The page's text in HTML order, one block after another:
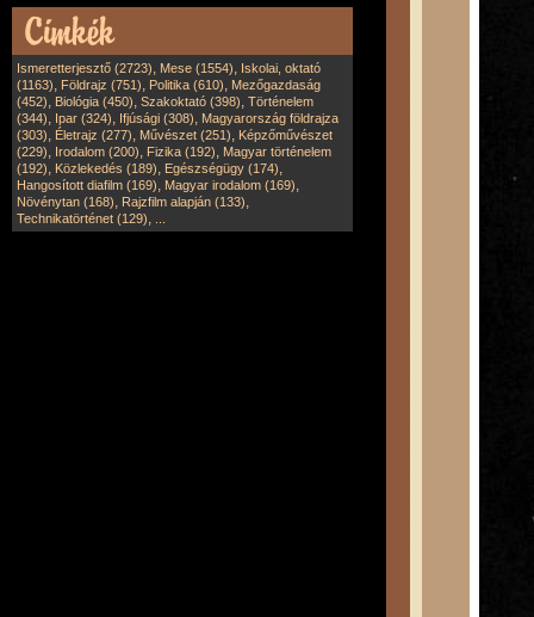
Ismeretterjesztő (2723), Mese (1554), Iskolai, oktató
(1163), Földrajz (751), Politika (610), Mezőgazdaság
(452), Biológia (450), Szakoktató (398), Történelem
(344), Ipar (324), Ifjúsági (308), Magyarország földrajza
(303), Életrajz (277), Művészet (251), Képzőművészet
(229), Irodalom (200), Fizika (192), Magyar történelem
(192), Közlekedés (189), Egészségügy (174),
Hangosított diafilm (169), Magyar irodalom (169),
Növénytan (168), Rajzfilm alapján (133),
Technikatörténet (129),